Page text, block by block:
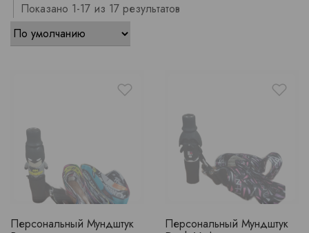
Показано 1-17 из 17 результатов
Персональный Мундштук
Персональный Мундштук